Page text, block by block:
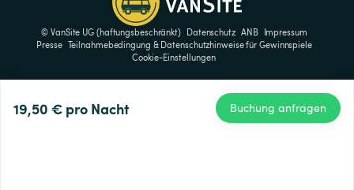
19,50 € pro Nacht Buchung anfragen
© VanSite UG (haftungsbeschränkt) Datenschutz ANB
Impressum
Presse Teilnahmebedingung & Datenschutzhinweise für Gewinnspiele
Cookie-Einstellungen